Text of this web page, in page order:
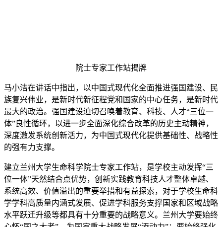
院士专家工作站揭牌
马小洁在讲话中指出，以中国式现代化全面推进强国建设、民
族复兴伟业，是新时代新征程党和国家的中心任务，是新时代
最大的政治。强国建设迫切召唤着教育、科技、人才“三位一
体”良性循环，以进一步全面深化综合改革的历史主动精神，
深度激发系统创新活力，为中国式现代化提供基础性、战略性
的强有力支撑。
建立兰州大学生命科学院士专家工作站，是学校主动发挥“三
位一体”天然结合点优势，创新实践教育科技人才整体卓越、
系统高效、价值溢出的重要举措和有益探索，对于学校生命科
学学科高质量内涵式发展、促进学科服务支撑国家和区域战略
水平跃迁升级等都具有十分重要的战略意义。兰州大学要始终